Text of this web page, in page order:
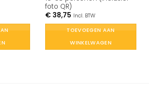
foto QR)
€38,75 Incl. BTW
TOEVOEGEN AAN
WINKELWAGEN